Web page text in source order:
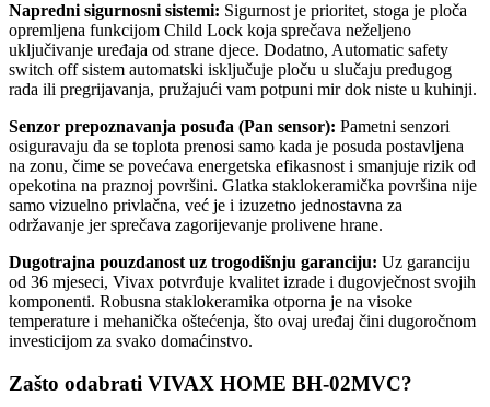
Napredni sigurnosni sistemi: Sigurnost je prioritet, stoga je ploča
opremljena funkcijom Child Lock koja sprečava neželjeno
uključivanje uređaja od strane djece. Dodatno, Automatic safety
switch off sistem automatski isključuje ploču u slučaju predugog
rada ili pregrijavanja, pružajući vam potpuni mir dok niste u kuhinji.
Senzor prepoznavanja posuđa (Pan sensor): Pametni senzori
osiguravaju da se toplota prenosi samo kada je posuda postavljena
na zonu, čime se povećava energetska efikasnost i smanjuje rizik od
opekotina na praznoj površini. Glatka staklokeramička površina nije
samo vizuelno privlačna, već je i izuzetno jednostavna za
održavanje jer sprečava zagorijevanje prolivene hrane.
Dugotrajna pouzdanost uz trogodišnju garanciju: Uz garanciju
od 36 mjeseci, Vivax potvrđuje kvalitet izrade i dugovječnost svojih
komponenti. Robusna staklokeramika otporna je na visoke
temperature i mehanička oštećenja, što ovaj uređaj čini dugoročnom
investicijom za svako domaćinstvo.
Zašto odabrati VIVAX HOME BH-02MVC?